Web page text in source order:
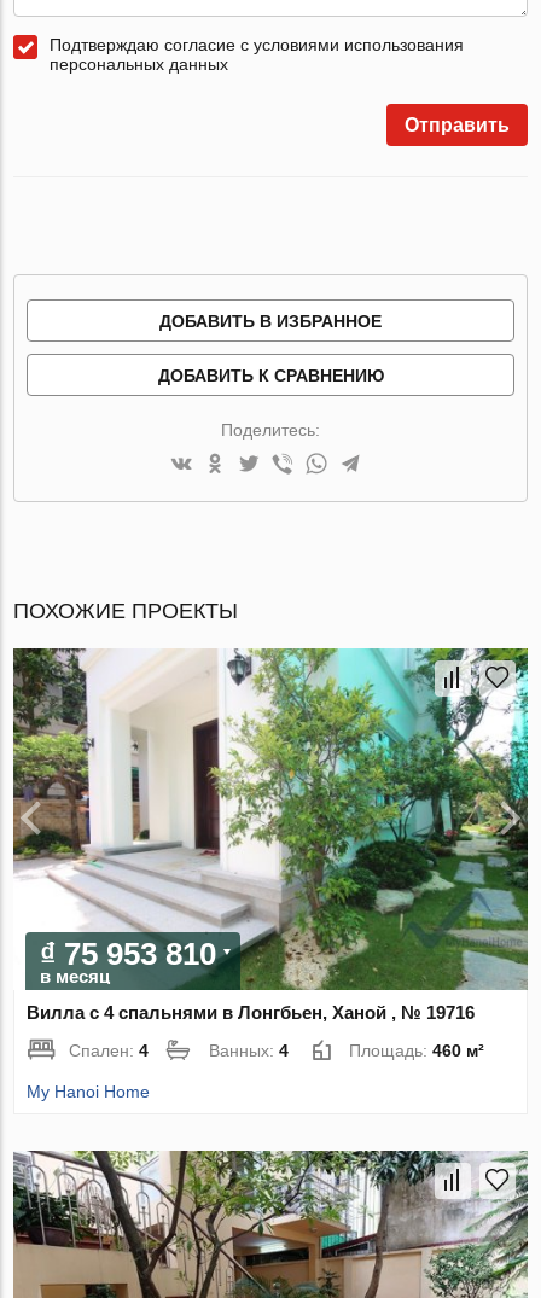
Подтверждаю согласие с условиями использования
персональных данных
Отправить
ДОБАВИТЬ В ИЗБРАННОЕ
ДОБАВИТЬ К СРАВНЕНИЮ
Поделитесь:
ПОХОЖИЕ ПРОЕКТЫ
₫ 75 953 810
в месяц
Вилла с 4 спальнями в Лонгбьен, Ханой , № 19716
Спален:4 Ванных:4 Площадь:460 м²
My Hanoi Home